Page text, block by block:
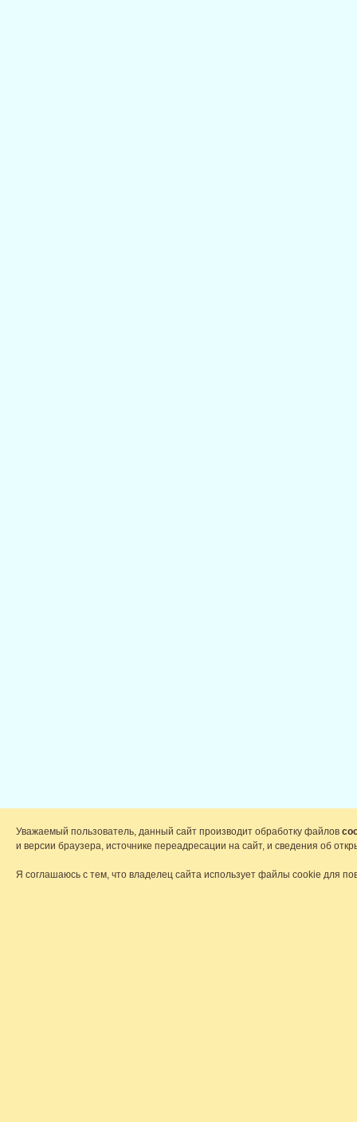
Уважаемый пользователь, данный сайт производит обработку файлов
и версии браузера, источнике переадресации на сайт, и сведения об
Я соглашаюсь с тем, что владелец сайта использует файлы cookie для